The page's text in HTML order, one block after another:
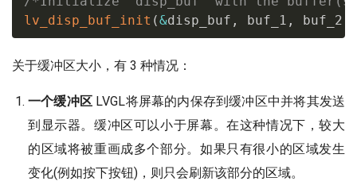
lv_disp_buf_init (&disp_buf , buf_1 , buf_2
关于缓冲区大小，有 3 种情况：
一个缓冲区 LVGL将屏幕的内保存到缓冲区中并将其发送
到显示器。缓冲区可以小于屏幕。在这种情况下，较大
的区域将被重画成多个部分。如果只有很小的区域发生
变化(例如按下按钮)，则只会刷新该部分的区域。